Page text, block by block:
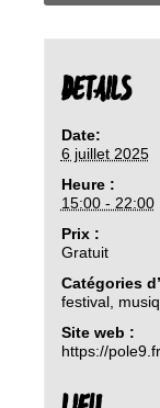
DETAILS
Date:
6 juillet 2025
Heure :
15:00 - 22:00
Prix :
Gratuit
Catégories
festival,
Site web :
https://